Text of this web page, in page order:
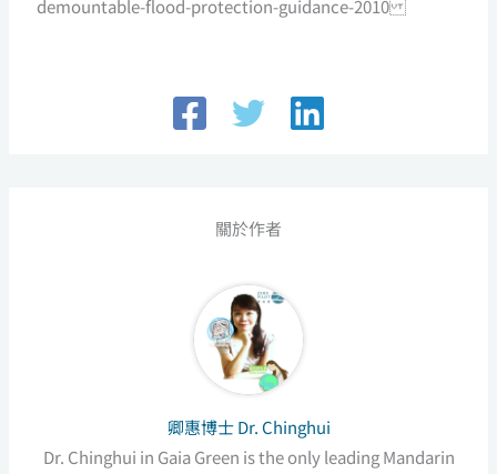
demountable-flood-protection-guidance-2010
關於作者
卿惠博士 Dr. Chinghui
Dr. Chinghui in Gaia Green is the only leading Mandarin